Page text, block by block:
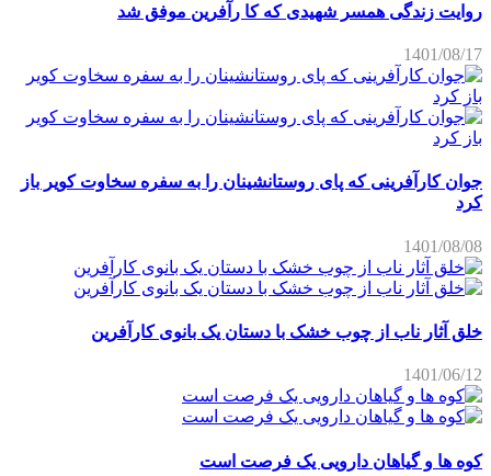
روایت زندگی همسر شهیدی که کا رآفرین موفق شد
1401/08/17
جوان کارآفرینی که پای روستانشینان را به سفره سخاوت کویر باز
کرد
1401/08/08
خلق آثار ناب از چوب خشک با دستان یک بانوی کارآفرین
1401/06/12
کوه ها و گیاهان دارویی یک فرصت است